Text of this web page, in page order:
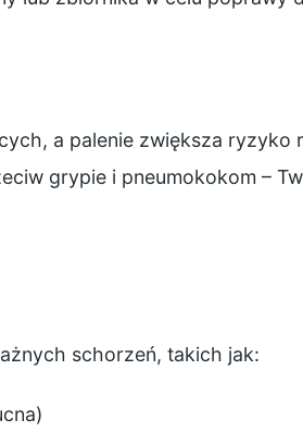
a palenie zwiększa ryzyko
grypie i pneumokokom –
schorzeń, takich jak: